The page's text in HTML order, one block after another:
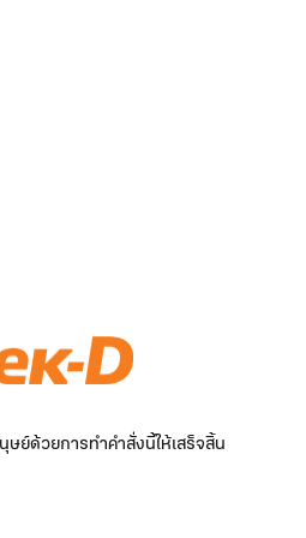
ย์ด้วยการทำคำสั่งนี้ให้เสร็จสิ้น